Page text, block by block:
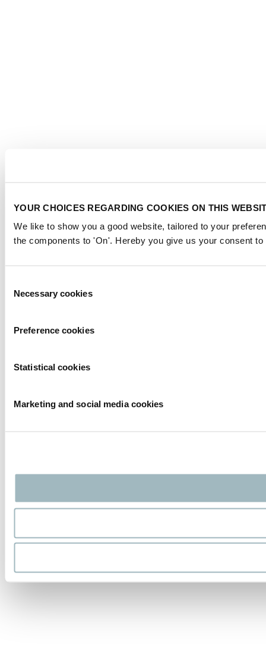
YOUR CHOICES REGARDING COOKIES ON THIS
We like to show you a good website, tailored to your
the components to 'On'. Hereby you give us your consent
Selection
Necessary cookies
Preference cookies
Statistical cookies
Marketing and social media cookies